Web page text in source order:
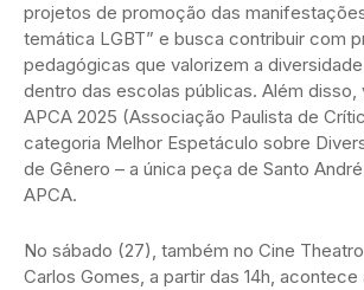
projetos de promoção das
temática LGBT” e busca contribuir com
pedagógicas que valorizem a
dentro das escolas públicas. Além disso,
APCA 2025 (Associação Paulista de
categoria Melhor Espetáculo sobre
de Gênero – a única peça de Santo
APCA.
No sábado (27), também no Cine
Carlos Gomes, a partir das 14h,